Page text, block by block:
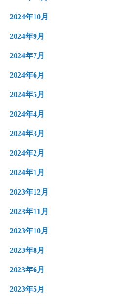
2024年10月
2024年9月
2024年7月
2024年6月
2024年5月
2024年4月
2024年3月
2024年2月
2024年1月
2023年12月
2023年11月
2023年10月
2023年8月
2023年6月
2023年5月